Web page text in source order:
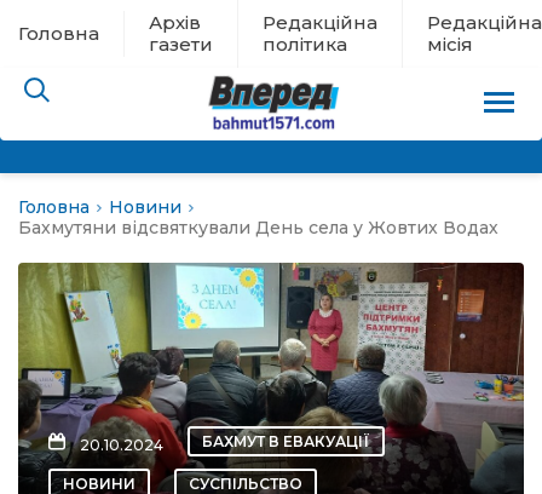
Головна
Архів
газети
Редакційна
політика
Редакційна
місія
евакуації
новини
Головна
Новини
Бахмутяни відсвяткували День села у Жовтих Водах
20.10.2024 БАХМУТ В ЕВАКУАЦІЇ
НОВИНИ СУСПІЛЬСТВО